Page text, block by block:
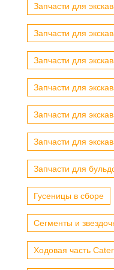
Запчасти для
Запчасти для
Запчасти для
Запчасти для
Запчасти для
Запчасти для
Запчасти для
Гусеницы в сборе
Сегменты и
Ходовая часть